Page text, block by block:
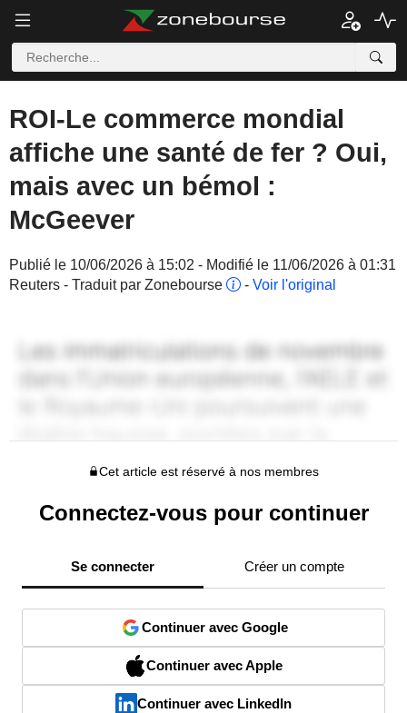
ROI-Le commerce mondial
affiche une santé de fer ? Oui,
mais avec un bémol :
McGeever
Publié le 10/06/2026 à 15:02 - Modifié le 11/06/2026 à 01:31
Reuters - Traduit par Zonebourse
- Voir l'original
Cet article est réservé à nos membres
Connectez-vous pour continuer
Se connecter Créer un compte
Continuer avec Google
Continuer avec Apple
Continuer avec LinkedIn